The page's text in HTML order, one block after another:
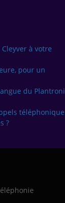
à votre
pour un
du
?